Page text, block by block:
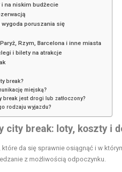
i na niskim budżecie
poruszania się
Rzym, Barcelona i inne miasta
i bilety na atrakcje
break?
miejską?
break jest drogi lub zatłoczony?
rodzaju wyjazdu?
city break: loty, koszty i
da się sprawnie osiągnąć i w
z możliwością odpoczynku.